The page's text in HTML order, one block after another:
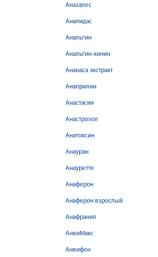
Аназалес
Аналидас
Анальгин
Анальгин-хинин
Ананаса экстракт
Анаприлин
Анастасия
Анастрозол
Анатоксин
Анауран
Анауретте
Анаферон
Анаферон взрослый
Анафранил
АнвиМакс
Анвифен